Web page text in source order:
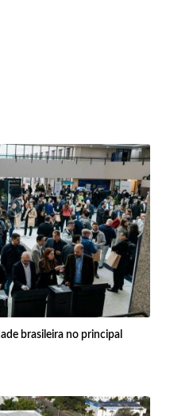
brasileira no principal